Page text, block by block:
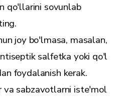
qo'llarini sovunlab
joy bo'lmasa, masalan,
salfetka yoki qo'l
foydalanish kerak.
va sabzavotlarni iste'mol